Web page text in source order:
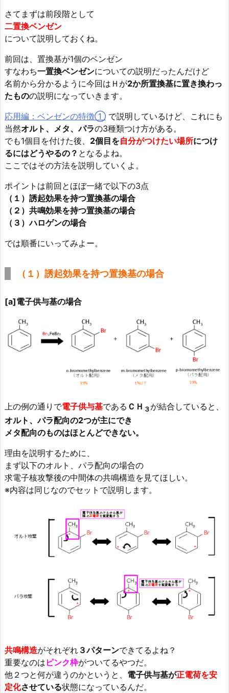
さてまずは前段階として
二置換ベンゼン
について説明しておくね。
前回は、置換基が1個のベンゼン
すなわち一置換ベンゼンについての説明だったんだけど
名前から分かるように今回はＨが2か所置換基に置き換わっ
たものの説明になっていきます。
応用編：ベンゼンの特徴① で説明しているけど、これにも
当然オルト、メタ、パラの3種類つけ方がある。
でも1個目を付けた後、 2個目を自分がつけたい場所につけ
るにはどうやるの？ となるよね。
ここではその方法を説明していくよ。
ポイントは前回とほぼ一緒で以下の3点
（１）誘起効果を持つ置換基の場合
（２）共鳴効果を持つ置換基の場合
（３）ハロゲンの場合
では順番にいってみよー。
（１）誘起効果を持つ置換基の場合
[a]電子供与基の場合
上の例の通りで電子供与基である ＣＨ ３が結合していると、
オルト、パラ配向の2つが主にでき
メタ配向のものはほとんどできない。
理由を説明するために、
まず以下のオルト、パラ配向の場合の
求電子核攻撃後の中間体の共鳴構造を見てほしい。
※内容は同じなのでセットで説明します。
共鳴構造がそれぞれ ３パターンできてるよね？
重要なのは ピンク枠がついてるやつだ。
他２つと何が違うのかというと、 電子供与基が正電荷を安
定化させている状態になっているんだ。